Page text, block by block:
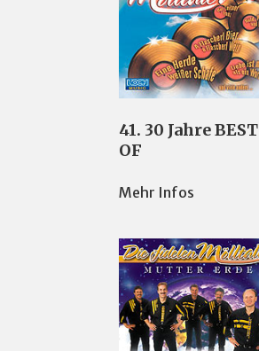
41. 30 Jahre BEST
OF
Mehr Infos